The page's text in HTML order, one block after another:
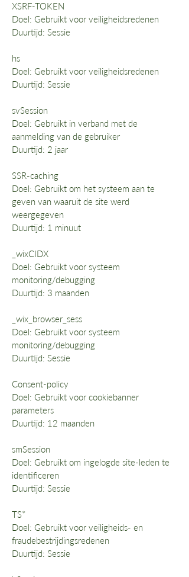
XSRF-TOKEN
Doel: Gebruikt voor veiligheidsredenen
Duurtijd: Sessie
hs
Doel: Gebruikt voor veiligheidsredenen
Duurtijd: Sessie
svSession
Doel: Gebruikt in verband met de
aanmelding van de gebruiker
Duurtijd: 2 jaar
SSR-caching
Doel: Gebruikt om het systeem aan te
geven van waaruit de site werd
weergegeven
Duurtijd: 1 minuut
_wixCIDX
Doel: Gebruikt voor systeem
monitoring/debugging
Duurtijd: 3 maanden
_wix_browser_sess
Doel: Gebruikt voor systeem
monitoring/debugging
Duurtijd: Sessie
Consent-policy
Doel: Gebruikt voor cookiebanner
parameters
Duurtijd: 12 maanden
smSession
Doel: Gebruikt om ingelogde site-leden te
identificeren
Duurtijd: Sessie
TS*
Doel: Gebruikt voor veiligheids- en
fraudebestrijdingsredenen
Duurtijd: Sessie